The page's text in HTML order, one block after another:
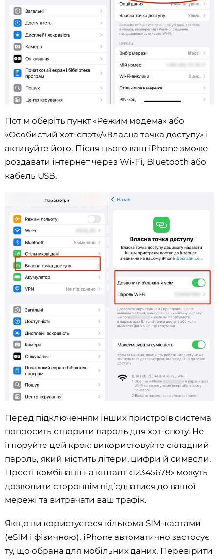
Потім оберіть пункт «Режим модема» або
«Особистий хот-спот»/«Власна точка доступу» і
активуйте його. Після цього ваш iPhone зможе
роздавати інтернет через Wi-Fi, Bluetooth або
кабель USB.
Перед підключенням інших пристроїв система
попросить створити пароль для хот-споту. Не
ігноруйте цей крок: використовуйте складний
пароль, який містить літери, цифри й символи.
Прості комбінації на кшталт «12345678» можуть
дозволити стороннім під’єднатися до вашої
мережі та витрачати ваш трафік.
Якщо ви користуєтеся кількома SIM-картами
(eSIM і фізичною), iPhone автоматично застосує
ту, що обрана для мобільних даних. Перевірити